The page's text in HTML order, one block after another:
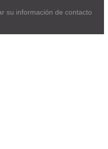
su información de contacto